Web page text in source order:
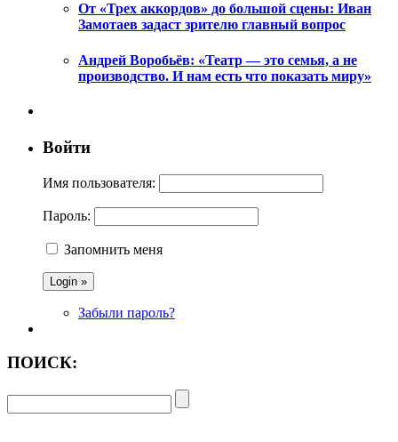
От «Трех аккордов» до большой сцены: Иван
Замотаев задаст зрителю главный вопрос
Андрей Воробьёв: «Театр — это семья, а не
производство. И нам есть что показать миру»
Войти
Имя пользователя:
Пароль:
Запомнить меня
Забыли пароль?
ПОИСК: